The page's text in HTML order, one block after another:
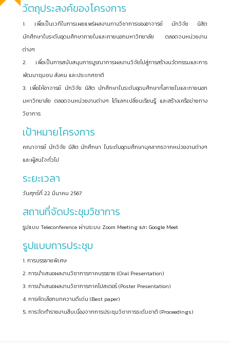
วัตถุประสงค์ของโครงการ
1. เพื่อเป็นเวทีในการเผยแพร่ผลงานทางวิชาการของอาจารย์ นักวิจัย นิสิต
นักศึกษาในระดับอุดมศึกษาภายในและภายนอกมหาวิทยาลัย ตลอดจนหน่วยงาน
ต่างๆ
2. เพื่อเป็นการสนับสนุนการบูรณาการผลงานวิจัยไปสู่การสร้างนวัตกรรมและการ
พัฒนาชุมชน สังคม และประเทศชาติ
3. เพื่อให้อาจารย์ นักวิจัย นิสิต นักศึกษาในระดับอุดมศึกษาทั้งภายในและภายนอก
มหาวิทยาลัย ตลอดจนหน่วยงานต่างๆ ได้แลกเปลี่ยนเรียนรู้ และสร้างเครือข่ายทาง
วิชาการ
เป้าหมายโครงการ
คณาจารย์ นักวิจัย นิสิต นักศึกษา ในระดับอุดมศึกษาบุคลากรจากหน่วยงานต่างๆ
และผู้สนใจทั่วไป
ระยะเวลา
วันศุกร์ที่ 22 มีนาคม 2567
สถานที่จัดประชุมวิชาการ
รูปแบบ Teleconference ผ่านระบบ Zoom Meeting และ Google Meet
รูปแบบการประชุม
1. การบรรยายพิเศษ
2. การนำเสนอผลงานวิชาการภาคบรรยาย (Oral Presentation)
3. การนำเสนอผลงานวิชาการภาคโปสเตอร์ (Poster Presentation)
4. การคัดเลือกบทความดีเด่น (Best paper)
5. การจัดทำรายงานสืบเนื่องจากการประชุมวิชาการระดับชาติ (Proceedings)